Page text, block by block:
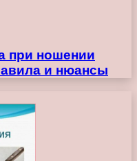
при ношении
и нюансы